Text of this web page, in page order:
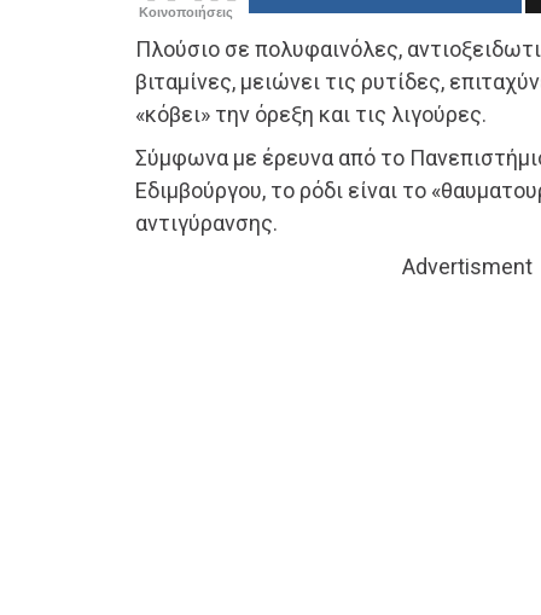
Κοινοποιήσεις
Πλούσιο σε πολυφαινόλες,
βιταμίνες, μειώνει τις ρυτίδες,
«κόβει» την όρεξη και τις λιγούρες.
Σύμφωνα με έρευνα από το
Εδιμβούργου, το ρόδι είναι το
αντιγύρανσης.
Advertisment